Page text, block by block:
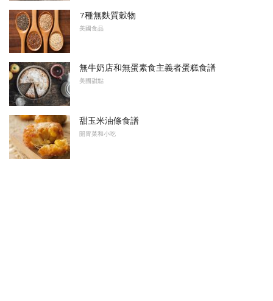
7種無麩質穀物
美國食品
無牛奶店和無蛋素食主義者蛋糕食譜
美國甜點
甜玉米油條食譜
開胃菜和小吃